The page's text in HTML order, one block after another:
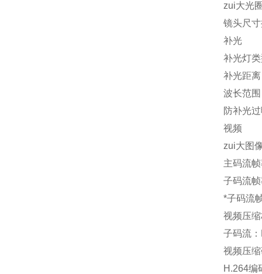
zui大光
镜头尺
补光
补光灯
补光距
波长范
防补光
视频
zui大图
主码流
子码流
*子码流
视频压
子码流
视频压
H.264编